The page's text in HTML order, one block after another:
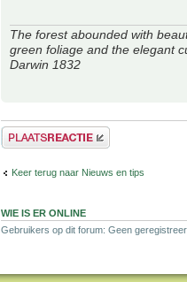
The forest abounded with
green foliage and the elegant
Darwin 1832
Plaats een reactie
Keer terug naar Nieuws en tips
WIE IS ER ONLINE
Gebruikers op dit forum: Geen